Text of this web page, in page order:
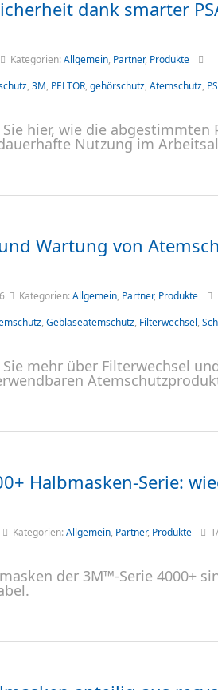
dank smarter
Kategorien:Allgemein, Partner, Produkte
, 3M, PELTOR, gehörschutz, Atemschutz,
Sie hier, wie die
Nutzung im
Wartung von
Kategorien:Allgemein, Partner, Produkte
, Gebläseatemschutz, Filterwechsel,
Sie mehr über Filterwechsel
Halbmasken-Serie:
Kategorien:Allgemein, Partner, Produkte
der 3M™-Serie 4000+